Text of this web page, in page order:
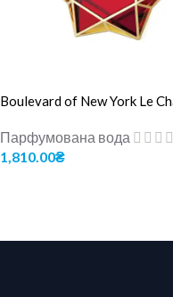
Boulevard of New York Le
Парфумована вода
1,810.00₴